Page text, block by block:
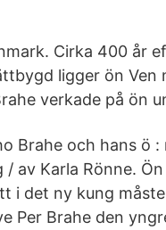
Cirka 400 år
ligger ön Ven
verkade på ön
Brahe och hans ö
av Karla Rönne.
i det ny kung
Per Brahe den